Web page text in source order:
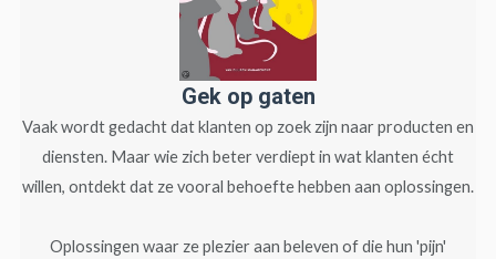
Gek op gaten
Vaak wordt gedacht dat klanten op zoek zijn naar producten en
diensten. Maar wie zich beter verdiept in wat klanten écht
willen, ontdekt dat ze vooral behoefte hebben aan oplossingen.
Oplossingen waar ze plezier aan beleven of die hun 'pijn'